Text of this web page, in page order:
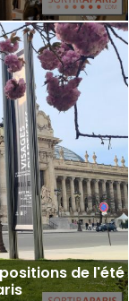
de l'été